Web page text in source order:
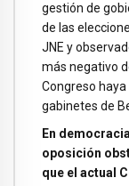
gestión de
de las
JNE y
más negativo
Congreso
gabinetes de
En
oposición
que el actual